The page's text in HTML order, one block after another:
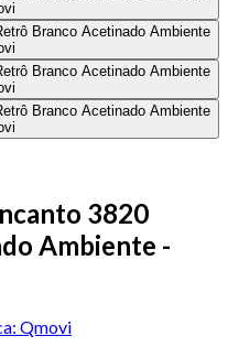
3820
Ambiente -
Qmovi